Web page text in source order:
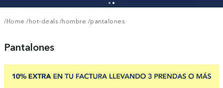
/Home / hot-deals /hombre /pantalones
Pantalones